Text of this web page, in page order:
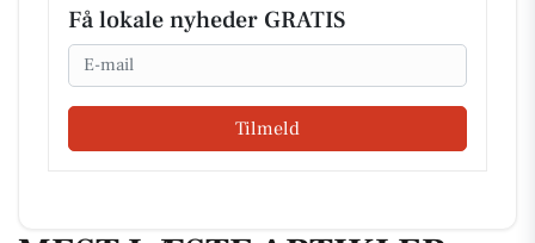
Få lokale nyheder GRATIS
Email
Tilmeld